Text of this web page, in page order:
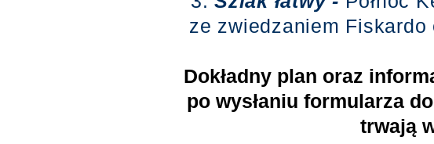
ze zwiedzaniem
Dokładny plan oraz
po wysłaniu formularza
trwają